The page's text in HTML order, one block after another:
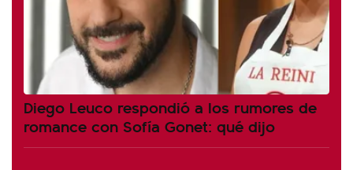
Diego Leuco respondió a los rumores de
romance con Sofía Gonet: qué dijo